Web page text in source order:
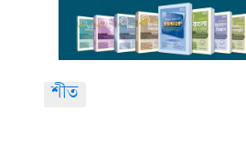
শীত